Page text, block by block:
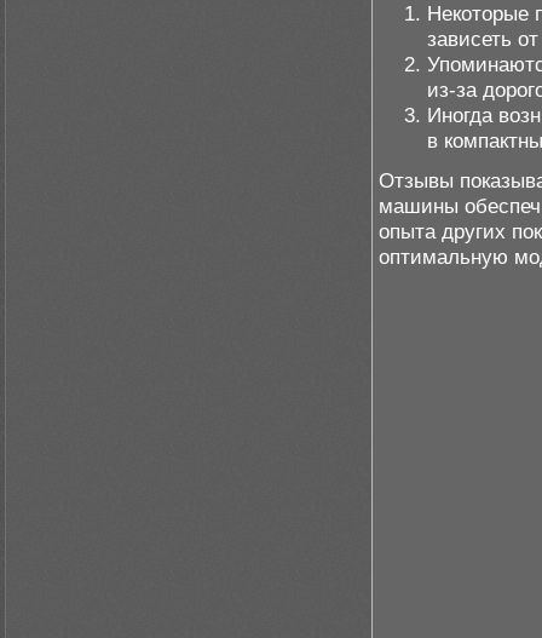
Некоторые
зависеть
из-за
Иногда
в
Отзывы
машины
опыта других
оптимальную